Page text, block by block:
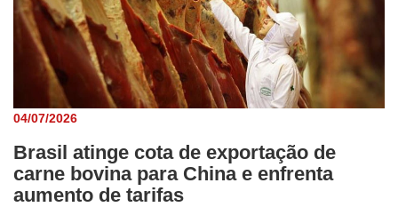
04/07/2026
Brasil atinge cota de exportação de
carne bovina para China e enfrenta
aumento de tarifas